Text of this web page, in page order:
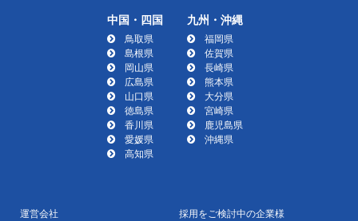
中国・四国
鳥取県
島根県
岡山県
広島県
山口県
徳島県
香川県
愛媛県
高知県
九州・沖縄
福岡県
佐賀県
長崎県
熊本県
大分県
宮崎県
鹿児島県
沖縄県
運営会社
採用をご検討中の企業様